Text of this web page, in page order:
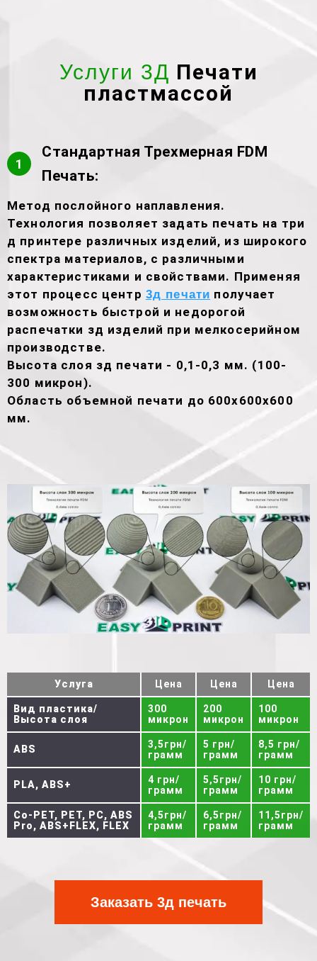
Услуги 3Д Печати
пластмассой
1
Стандартная Трехмерная FDM
Печать:
Метод послойного наплавления.
Технология позволяет задать печать на три
д принтере различных изделий, из широкого
спектра материалов, с различными
характеристиками и свойствами. Применяя
этот процесс центр 3д печати получает
возможность быстрой и недорогой
распечатки зд изделий при мелкосерийном
производстве.
Высота слоя зд печати - 0,1-0,3 мм. (100-
300 микрон).
Область объемной печати до 600х600х600
мм.
Услуга Цена Цена Цена
Вид пластика/
Высота слоя
300
микрон
200
микрон
100
микрон
ABS
3,5грн/
грамм
5 грн/
грамм
8,5 грн/
грамм
PLA, ABS+
4 грн/
грамм
5,5грн/
грамм
10 грн/
грамм
Co-PET, PET, PC, ABS
Pro, ABS+FLEX, FLEX
4,5грн/
грамм
6,5грн/
грамм
11,5грн/
грамм
Заказать 3д печать